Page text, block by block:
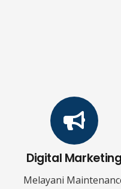
Digital Marketing
Melayani